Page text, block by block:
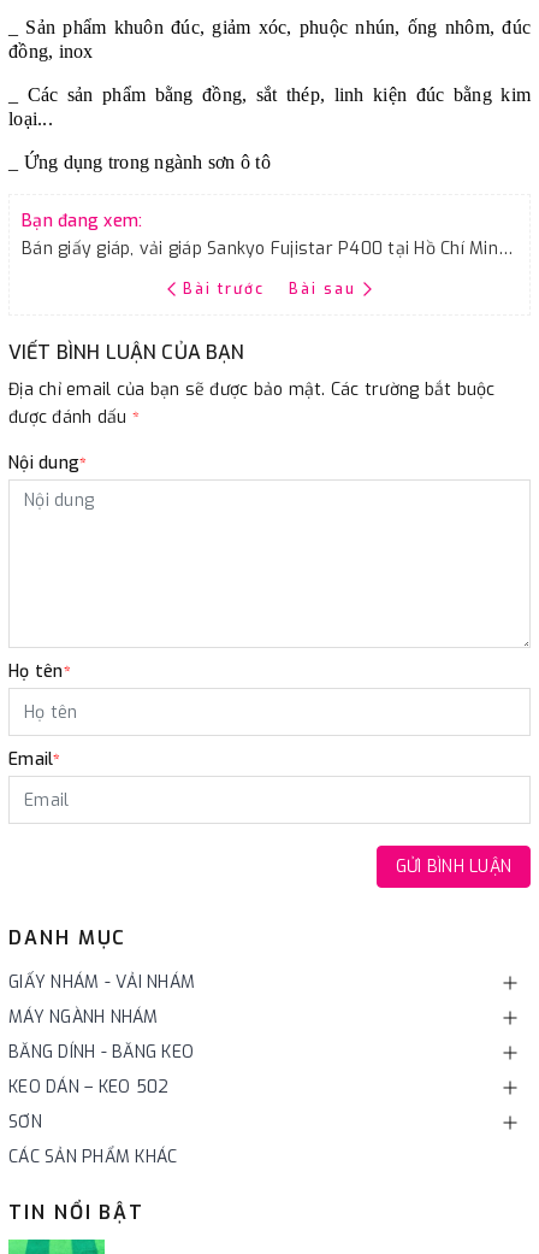
DANH MỤC
GIẤY NHÁM - VẢI NHÁM
MÁY NGÀNH NHÁM
BĂNG DÍNH - BĂNG KEO
KEO DÁN – KEO 502
SƠN
CÁC SẢN PHẨM KHÁC
TIN NỔI BẬT
_ Sản phẩm khuôn đúc, giảm xóc, phuộc nhún, ống nhôm, đúc
đồng, inox
_ Các sản phẩm bằng đồng, sắt thép, linh kiện đúc bằng kim
loại...
_ Ứng dụng trong ngành sơn ô tô
Bạn đang xem:
Bán giấy giáp, vải giáp Sankyo Fujistar P400 tại Hồ Chí Minh, Sài Gòn, địa chỉ, sdt
Bài trước Bài sau
VIẾT BÌNH LUẬN CỦA BẠN
Địa chỉ email của bạn sẽ được bảo mật. Các trường bắt buộc
được đánh dấu *
Nội dung*
Họ tên*
Email*
GỬI BÌNH LUẬN